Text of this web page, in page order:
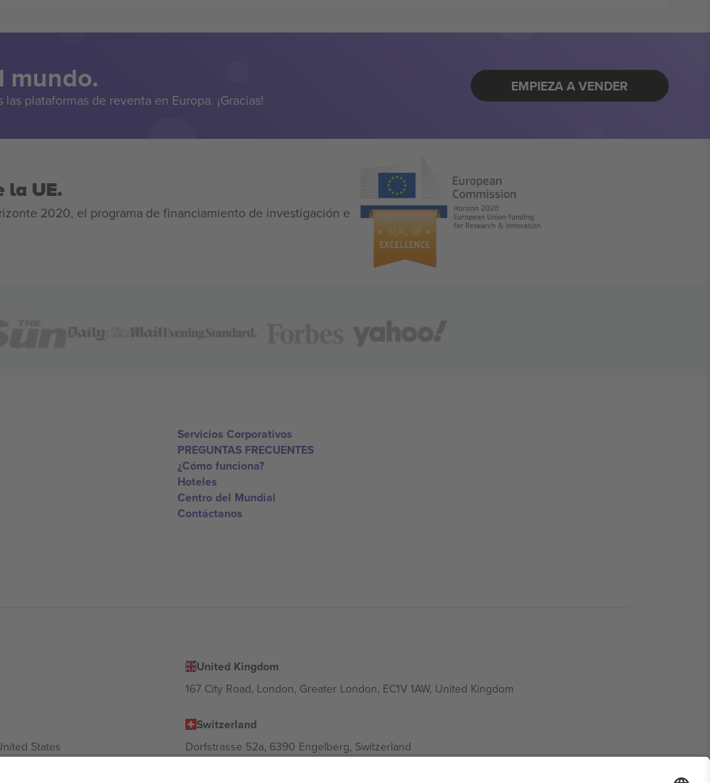
mundo.
plataformas de reventa en Europa. ¡Gracias!
EMPIEZA A VENDER
la UE.
2020, el programa de financiamiento de investigación e
Servicios Corporativos
PREGUNTAS FRECUENTES
¿Cómo funciona?
Hoteles
Centro del Mundial
Contáctanos
United Kingdom
167 City Road, London, Greater London, EC1V 1AW, United Kingdom
States
Switzerland
Dorfstrasse 52a, 6390 Engelberg, Switzerland